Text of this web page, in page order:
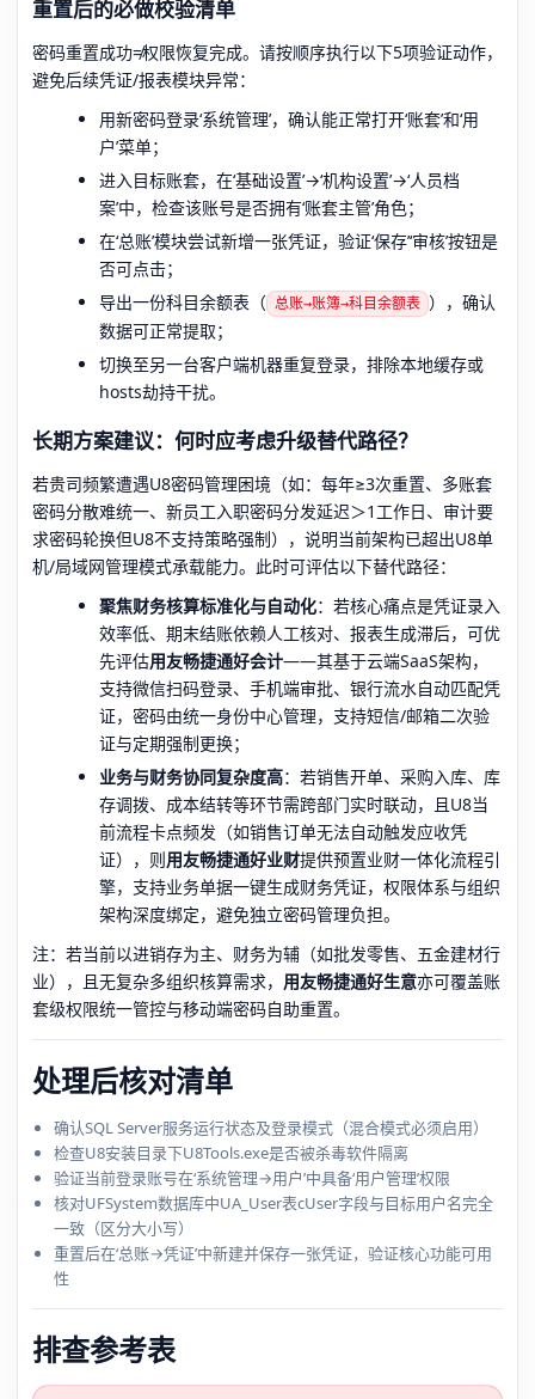
重置后的必做校验清单
密码重置成功≠权限恢复完成。请按顺序执行以下5项验证动作，
避免后续凭证/报表模块异常：
用新密码登录‘系统管理’，确认能正常打开‘账套’和‘用
户’菜单；
进入目标账套，在‘基础设置’→‘机构设置’→‘人员档
案’中，检查该账号是否拥有‘账套主管’角色；
在‘总账’模块尝试新增一张凭证，验证‘保存’‘审核’按钮是
否可点击；
导出一份科目余额表（ 总账→账簿→科目余额表 ），确认
数据可正常提取；
切换至另一台客户端机器重复登录，排除本地缓存或
hosts劫持干扰。
长期方案建议：何时应考虑升级替代路径？
若贵司频繁遭遇U8密码管理困境（如：每年≥3次重置、多账套
密码分散难统一、新员工入职密码分发延迟＞1工作日、审计要
求密码轮换但U8不支持策略强制），说明当前架构已超出U8单
机/局域网管理模式承载能力。此时可评估以下替代路径：
聚焦财务核算标准化与自动化：若核心痛点是凭证录入
效率低、期末结账依赖人工核对、报表生成滞后，可优
先评估用友畅捷通好会计——其基于云端SaaS架构，
支持微信扫码登录、手机端审批、银行流水自动匹配凭
证，密码由统一身份中心管理，支持短信/邮箱二次验
证与定期强制更换；
业务与财务协同复杂度高：若销售开单、采购入库、库
存调拨、成本结转等环节需跨部门实时联动，且U8当
前流程卡点频发（如销售订单无法自动触发应收凭
证），则用友畅捷通好业财提供预置业财一体化流程引
擎，支持业务单据一键生成财务凭证，权限体系与组织
架构深度绑定，避免独立密码管理负担。
注：若当前以进销存为主、财务为辅（如批发零售、五金建材行
业），且无复杂多组织核算需求， 用友畅捷通好生意亦可覆盖账
套级权限统一管控与移动端密码自助重置。
处理后核对清单
确认SQL Server服务运行状态及登录模式（混合模式必须启用）
检查U8安装目录下U8Tools.exe是否被杀毒软件隔离
验证当前登录账号在‘系统管理→用户’中具备‘用户管理’权限
核对UFSystem数据库中UA_User表cUser字段与目标用户名完全
一致（区分大小写）
重置后在‘总账→凭证’中新建并保存一张凭证，验证核心功能可用
性
排查参考表